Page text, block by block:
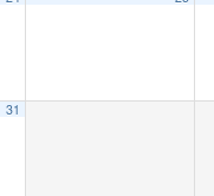
31